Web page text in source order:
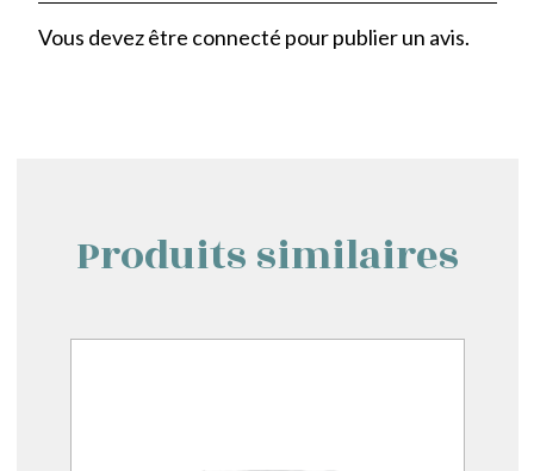
Vous devez être connecté pour publier un avis.
Produits similaires